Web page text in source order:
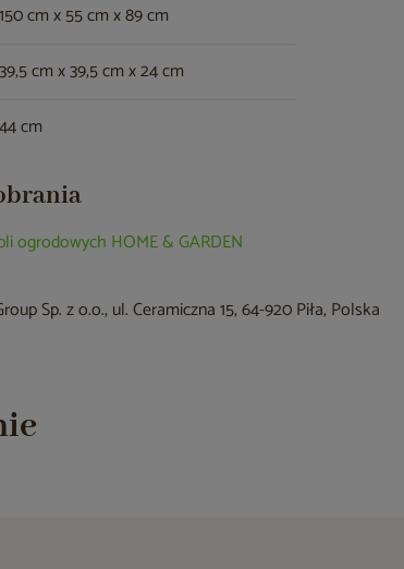
150 cm x 55 cm x 89 cm
39,5 cm x 39,5 cm x 24 cm
44 cm
ogrodowych HOME & GARDEN
Sp. z o.o., ul. Ceramiczna 15, 64-920 Piła, Polska